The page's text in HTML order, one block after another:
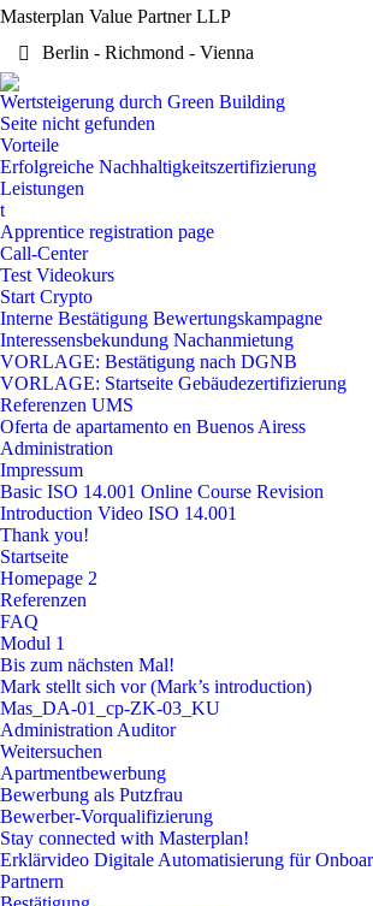
Masterplan Value Partner LLP
Berlin - Richmond - Vienna
Wertsteigerung durch Green Building
Seite nicht gefunden
Vorteile
Erfolgreiche Nachhaltigkeitszertifizierung
Leistungen
t
Apprentice registration page
Call-Center
Test Videokurs
Start Crypto
Interne Bestätigung Bewertungskampagne
Interessensbekundung Nachanmietung
VORLAGE: Bestätigung nach DGNB
VORLAGE: Startseite Gebäudezertifizierung
Referenzen UMS
Oferta de apartamento en Buenos Airess
Administration
Impressum
Basic ISO 14.001 Online Course Revision
Introduction Video ISO 14.001
Thank you!
Startseite
Homepage 2
Referenzen
FAQ
Modul 1
Bis zum nächsten Mal!
Mark stellt sich vor (Mark’s introduction)
Mas_DA-01_cp-ZK-03_KU
Administration Auditor
Weitersuchen
Apartmentbewerbung
Bewerbung als Putzfrau
Bewerber-Vorqualifizierung
Stay connected with Masterplan!
Erklärvideo Digitale Automatisierung für
Partnern